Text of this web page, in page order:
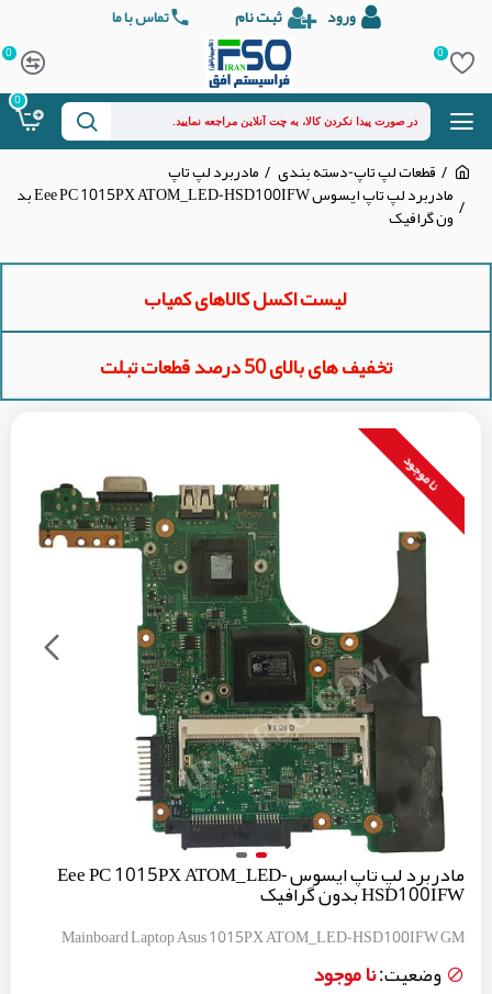
ورود ثبت نام تماس با ما
0
0
0
قطعات لپ تاپ-دسته بندی مادربرد لپ تاپ
مادربرد لپ تاپ ایسوس Eee PC 1015PX ATOM_LED-HSD100IFW بد
ون گرافیک
لیست اکسل کالاهای کمیاب
تخفیف های بالای 50 درصد قطعات تبلت
نا موجود
مادربرد لپ تاپ ایسوس Eee PC 1015PX ATOM_LED-
HSD100IFW بدون گرافیک
Mainboard Laptop Asus 1015PX ATOM_LED-HSD100IFW GM
وضعیت:نا موجود